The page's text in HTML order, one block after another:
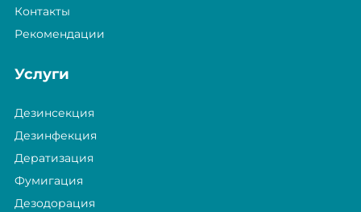
Контакты
Рекомендации
Услуги
Дезинсекция
Дезинфекция
Дератизация
Фумигация
Дезодорация